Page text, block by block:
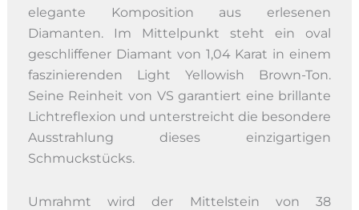
elegante Komposition aus erlesenen
Diamanten. Im Mittelpunkt steht ein oval
geschliffener Diamant von 1,04 Karat in einem
faszinierenden Light Yellowish Brown-Ton.
Seine Reinheit von VS garantiert eine brillante
Lichtreflexion und unterstreicht die besondere
Ausstrahlung dieses einzigartigen
Schmuckstücks.
Umrahmt wird der Mittelstein von 38